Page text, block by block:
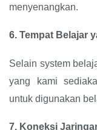
menyenangkan.
6. Tempat Belajar
Selain system
yang kami
untuk digunakan
7. Koneksi